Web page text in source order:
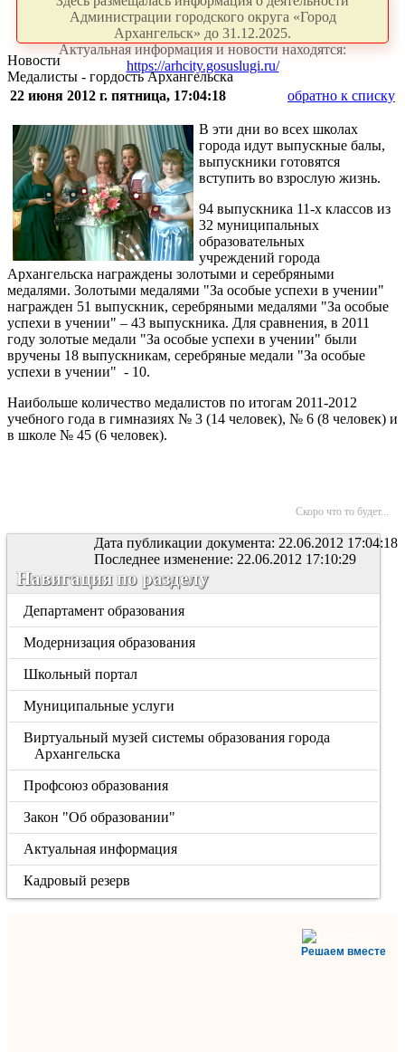
Администрации городского округа «Город
Архангельск» до 31.12.2025.
Актуальная информация и новости находятся:
https://arhcity.gosuslugi.ru/
Новости
Медалисты - гордость Архангельска
22 июня 2012 г. пятница, 17:04:18
обратно к списку
В эти дни во всех школах
города идут выпускные балы,
выпускники готовятся
вступить во взрослую жизнь.
94 выпускника 11-х классов из
32 муниципальных
образовательных
учреждений города
Архангельска награждены золотыми и серебряными
медалями. Золотыми медалями "За особые успехи в учении"
награжден 51 выпускник, серебряными медалями "За особые
успехи в учении" – 43 выпускника. Для сравнения, в 2011
году золотые медали "За особые успехи в учении" были
вручены 18 выпускникам, серебряные медали "За особые
успехи в учении" - 10.
Наибольше количество медалистов по итогам 2011-2012
учебного года в гимназиях № 3 (14 человек), № 6 (8 человек) и
в школе № 45 (6 человек).
Скоро что то будет...
Дата публикации документа: 22.06.2012 17:04:18
Последнее изменение: 22.06.2012 17:10:29
Навигация по разделу
Департамент образования
Модернизация образования
Школьный портал
Муниципальные услуги
Виртуальный музей системы образования города
Архангельска
Профсоюз образования
Закон "Об образовании"
Актуальная информация
Кадровый резерв
Решаем вместе